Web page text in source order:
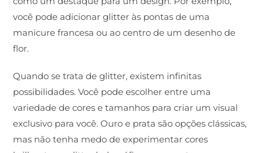
você pode adicionar glitter às pontas de uma
manicure francesa ou ao centro de um desenho de
flor.
Quando se trata de glitter, existem infinitas
possibilidades. Você pode escolher entre uma
variedade de cores e tamanhos para criar um visual
exclusivo para você. Ouro e prata são opções clássicas,
mas não tenha medo de experimentar cores